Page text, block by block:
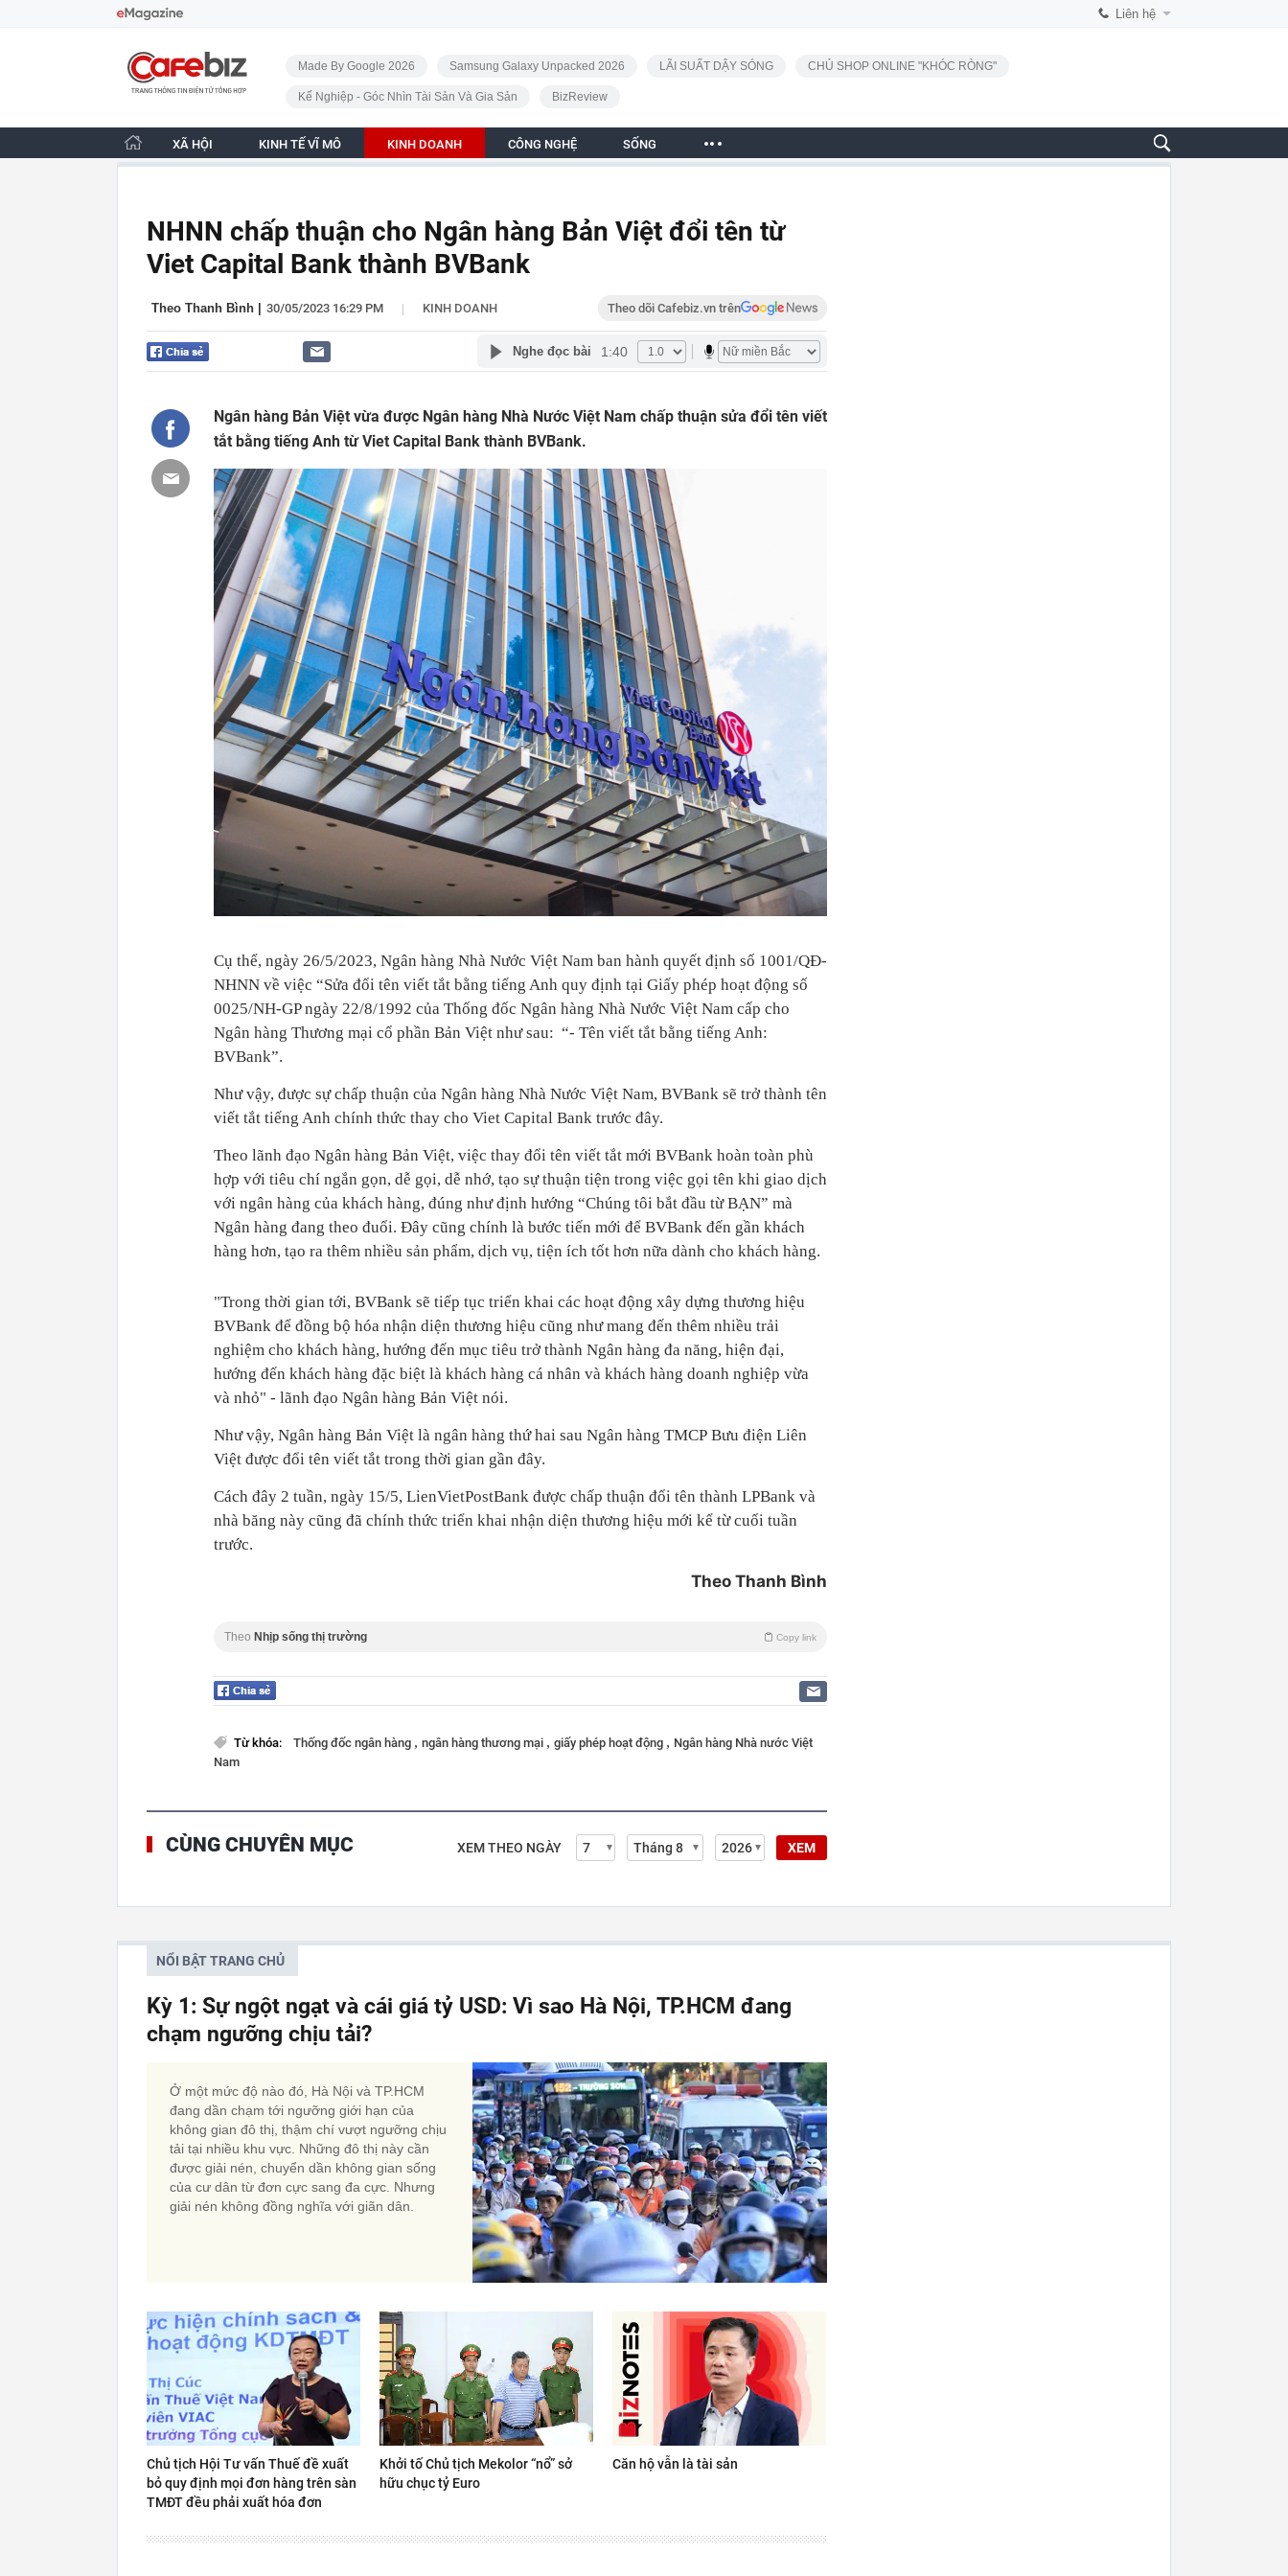
Liên hệ
CafeBiz - Trang chủ
Made By Google 2026 Samsung Galaxy Unpacked 2026 LÃI SUẤT DẬY SÓNG CHỦ SHOP ONLINE "KHÓC RÒNG"
Kế Nghiệp - Góc Nhìn Tài Sản Và Gia Sản BizReview
XÃ HỘI KINH TẾ VĨ MÔ KINH DOANH CÔNG NGHỆ SỐNG
NHNN chấp thuận cho Ngân hàng Bản Việt đổi tên từ
Viet Capital Bank thành BVBank
Theo Thanh Bình 30/05/2023 16:29 PM | KINH DOANH Theo dõi Cafebiz.vn trên
Nghe đọc bài 1:40
Ngân hàng Bản Việt vừa được Ngân hàng Nhà Nước Việt Nam chấp thuận sửa đổi tên viết
tắt bằng tiếng Anh từ Viet Capital Bank thành BVBank.
Cụ thể, ngày 26/5/2023, Ngân hàng Nhà Nước Việt Nam ban hành quyết định số 1001/QĐ-
NHNN về việc “Sửa đổi tên viết tắt bằng tiếng Anh quy định tại Giấy phép hoạt động số
0025/NH-GP ngày 22/8/1992 của Thống đốc Ngân hàng Nhà Nước Việt Nam cấp cho
Ngân hàng Thương mại cổ phần Bản Việt như sau: “- Tên viết tắt bằng tiếng Anh:
BVBank”.
Như vậy, được sự chấp thuận của Ngân hàng Nhà Nước Việt Nam, BVBank sẽ trở thành tên
viết tắt tiếng Anh chính thức thay cho Viet Capital Bank trước đây.
Theo lãnh đạo Ngân hàng Bản Việt, việc thay đổi tên viết tắt mới BVBank hoàn toàn phù
hợp với tiêu chí ngắn gọn, dễ gọi, dễ nhớ, tạo sự thuận tiện trong việc gọi tên khi giao dịch
với ngân hàng của khách hàng, đúng như định hướng “Chúng tôi bắt đầu từ BẠN” mà
Ngân hàng đang theo đuổi. Đây cũng chính là bước tiến mới để BVBank đến gần khách
hàng hơn, tạo ra thêm nhiều sản phẩm, dịch vụ, tiện ích tốt hơn nữa dành cho khách hàng.
"Trong thời gian tới, BVBank sẽ tiếp tục triển khai các hoạt động xây dựng thương hiệu
BVBank để đồng bộ hóa nhận diện thương hiệu cũng như mang đến thêm nhiều trải
nghiệm cho khách hàng, hướng đến mục tiêu trở thành Ngân hàng đa năng, hiện đại,
hướng đến khách hàng đặc biệt là khách hàng cá nhân và khách hàng doanh nghiệp vừa
và nhỏ" - lãnh đạo Ngân hàng Bản Việt nói.
Như vậy, Ngân hàng Bản Việt là ngân hàng thứ hai sau Ngân hàng TMCP Bưu điện Liên
Việt được đổi tên viết tắt trong thời gian gần đây.
Cách đây 2 tuần, ngày 15/5, LienVietPostBank được chấp thuận đổi tên thành LPBank và
nhà băng này cũng đã chính thức triển khai nhận diện thương hiệu mới kể từ cuối tuần
trước.
Theo Thanh Bình
Theo Nhịp sống thị trường Copy link
Từ khóa: Thống đốc ngân hàng , ngân hàng thương mại , giấy phép hoạt động , Ngân hàng Nhà nước Việt
Nam
CÙNG CHUYÊN MỤC XEM THEO NGÀY XEM
NỔI BẬT TRANG CHỦ
Kỳ 1: Sự ngột ngạt và cái giá tỷ USD: Vì sao Hà Nội, TP.HCM đang
chạm ngưỡng chịu tải?
Ở một mức độ nào đó, Hà Nội và TP.HCM
đang dần chạm tới ngưỡng giới hạn của
không gian đô thị, thậm chí vượt ngưỡng chịu
tải tại nhiều khu vực. Những đô thị này cần
được giải nén, chuyển dần không gian sống
của cư dân từ đơn cực sang đa cực. Nhưng
giải nén không đồng nghĩa với giãn dân.
Chủ tịch Hội Tư vấn Thuế đề xuất
bỏ quy định mọi đơn hàng trên sàn
TMĐT đều phải xuất hóa đơn
Khởi tố Chủ tịch Mekolor “nổ” sở
hữu chục tỷ Euro
Căn hộ vẫn là tài sản